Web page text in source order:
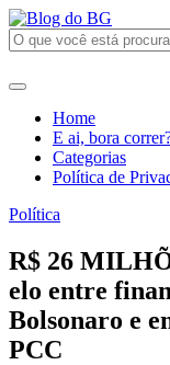
Home
E ai, bora
Categorias
Política de
Política
R$ 26
elo entre
Bolsonaro e
PCC